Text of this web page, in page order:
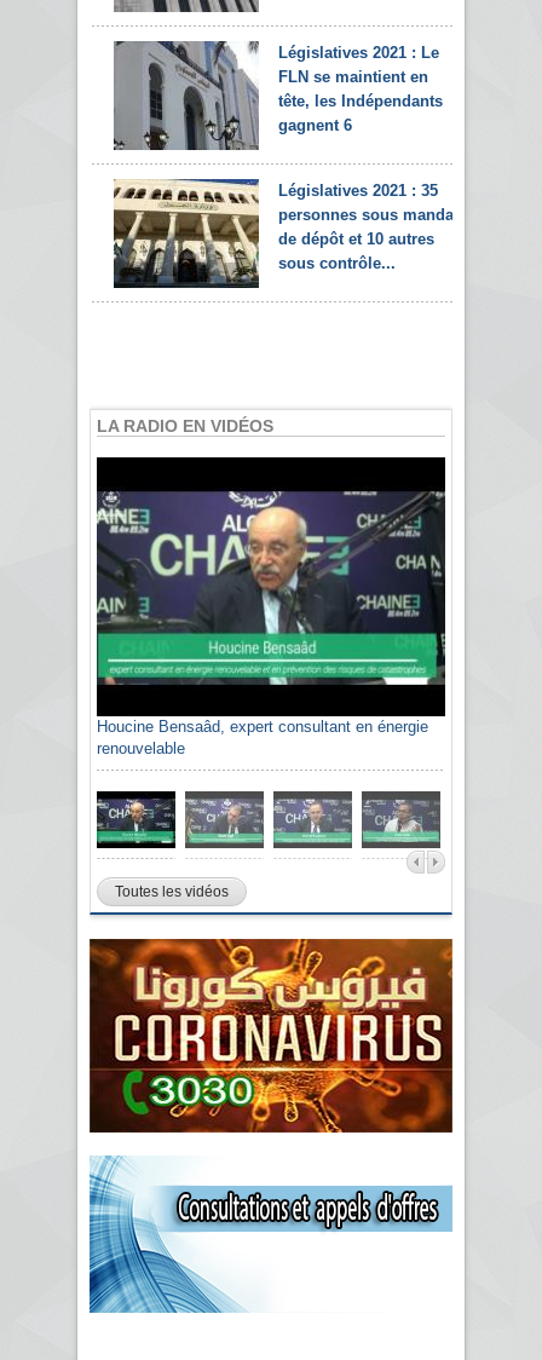
Législatives 2021 : Le
FLN se maintient en
tête, les Indépendants
gagnent 6
Législatives 2021 : 35
personnes sous mandat
de dépôt et 10 autres
sous contrôle...
LA RADIO EN VIDÉOS
Houcine Bensaâd, expert consultant en énergie
renouvelable
Toutes les vidéos